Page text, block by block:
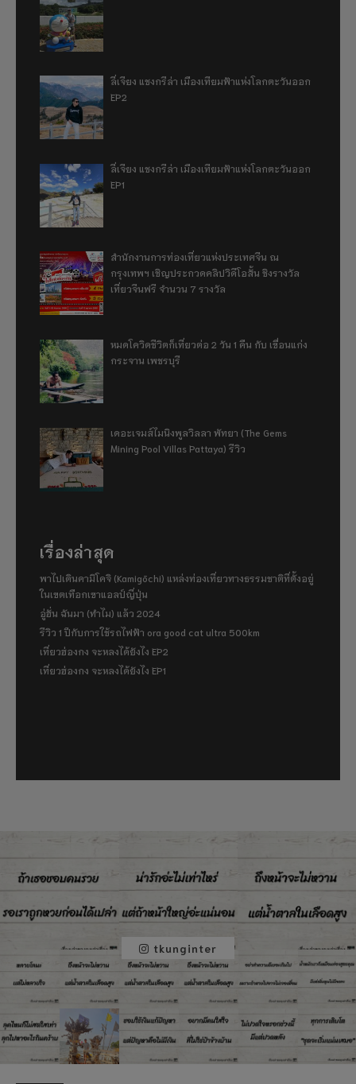
ลี่เจียง แชงกรีล่า เมืองเทียมฟ้าแห่งโลกตะวันออก
EP2
ลี่เจียง แชงกรีล่า เมืองเทียมฟ้าแห่งโลกตะวันออก
EP1
สำนักงานการท่องเที่ยวแห่งประเทศจีน ณ
กรุงเทพฯ เชิญประกวดคลิปวิดีโอสั้น ชิงรางวัล
เที่ยวจีนฟรี จำนวน 7 รางวัล
หมดโควิดชีวิตก็เที่ยวต่อ 2 วัน 1 คืน กับ เขื่อนแก่ง
กระจาน เพชรบุรี
เดอะเจมส์ไมนิงพูลวิลลา พัทยา (The Gems
Mining Pool Villas Pattaya) รีวิว
เรื่องล่าสุด
พาไปเดินคามิโคจิ (Kamigōchi) แหล่งท่องเที่ยวทางธรรมชาติที่ตั้งอยู่
ในเขตเทือกเขาแอลป์ญี่ปุ่น
อู่ฮั่น ฉันมา (ทำไม) แล้ว 2024
รีวิว 1 ปีกับการใช้รถไฟฟ้า ora good cat ultra 500km
เที่ยวฮ่องกง จะหลงได้ยังไง EP2
เที่ยวฮ่องกง จะหลงได้ยังไง EP1
tkunginter